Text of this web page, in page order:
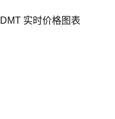
DMT 实时价格图表